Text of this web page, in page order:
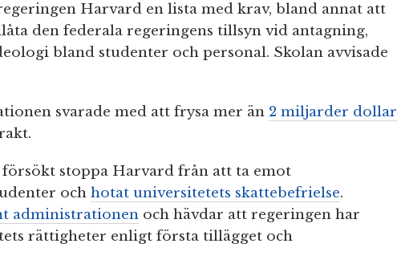
Harvard en lista med krav, bland annat att
den federala regeringens tillsyn vid antagning,
bland studenter och personal. Skolan avvisade
svarade med att frysa mer än 2 miljarder dollar
stoppa Harvard från att ta emot
och hotat universitetets skattebefrielse.
administrationen och hävdar att regeringen har
rättigheter enligt första tillägget och